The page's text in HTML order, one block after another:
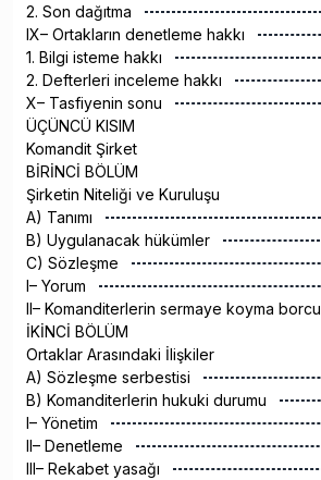
2. Son dağıtma
IX– Ortakların denetleme hakkı
1. Bilgi isteme hakkı
2. Defterleri inceleme hakkı
X– Tasfiyenin sonu
ÜÇÜNCÜ KISIM
Komandit Şirket
BİRİNCİ BÖLÜM
Şirketin Niteliği ve Kuruluşu
A) Tanımı
B) Uygulanacak hükümler
C) Sözleşme
I– Yorum
II– Komanditerlerin sermaye koyma borcu
İKİNCİ BÖLÜM
Ortaklar Arasındaki İlişkiler
A) Sözleşme serbestisi
B) Komanditerlerin hukuki durumu
I– Yönetim
II– Denetleme
III– Rekabet yasağı